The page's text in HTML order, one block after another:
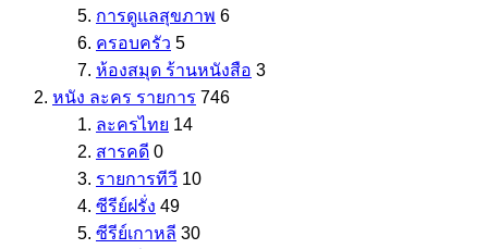
การดูแลสุขภาพ 6
ครอบครัว 5
ห้องสมุด ร้านหนังสือ 3
หนัง ละคร รายการ 746
ละครไทย 14
สารคดี 0
รายการทีวี 10
ซีรีย์ฝรั่ง 49
ซีรีย์เกาหลี 30